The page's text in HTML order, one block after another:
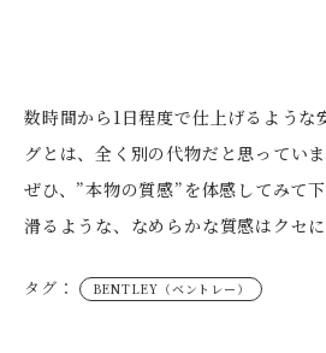
数時間から1日程度で仕上げるような
グとは、全く別の代物だと思っていま
ぜひ、”本物の質感”を体感してみて下
滑るような、なめらかな質感はクセに
タグ： BENTLEY（ベントレー）